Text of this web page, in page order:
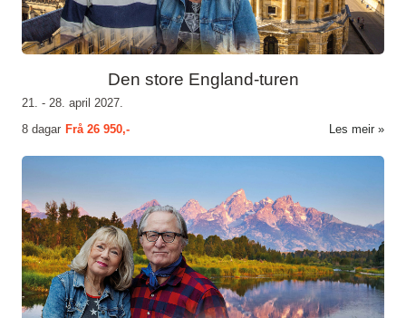
Den store England-turen
21. - 28. april 2027.
8 dagar Frå 26 950,- Les meir